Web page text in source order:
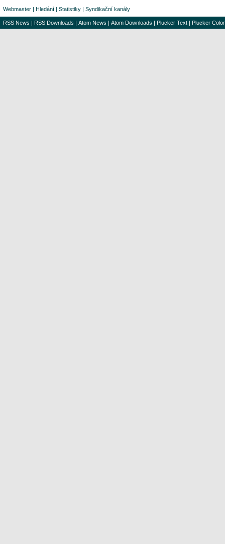
Webmaster | Hledání | Statistiky | Syndikační kanály
RSS News | RSS Downloads | Atom News | Atom Downloads | Plucker Text | Plucker Color